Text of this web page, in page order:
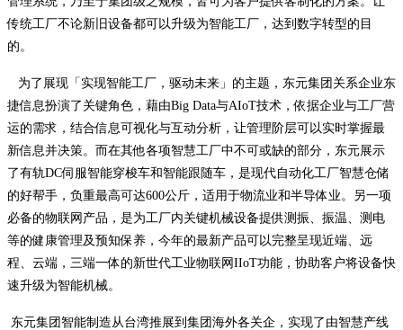
传统工厂不论新旧设备都可以升级为智能工厂，达到数字转型的目
的。
为了展现「实现智能工厂，驱动未来」的主题，东元集团关系企业东
捷信息扮演了关键角色，藉由Big Data与AIoT技术，依据企业与工厂营
运的需求，结合信息可视化与互动分析，让管理阶层可以实时掌握最
新信息并决策。而在其他各项智慧工厂中不可或缺的部分，东元展示
了有轨DC伺服智能穿梭车和智能跟随车，是现代自动化工厂智慧仓储
的好帮手，负重最高可达600公斤，适用于物流业和半导体业。另一项
必备的物联网产品，是为工厂内关键机械设备提供测振、振温、测电
等的健康管理及预知保养，今年的最新产品可以完整呈现近端、远
程、云端，三端一体的新世代工业物联网IIoT功能，协助客户将设备快
速升级为智能机械。
东元集团智能制造从台湾推展到集团海外各关企，实现了由智慧产线